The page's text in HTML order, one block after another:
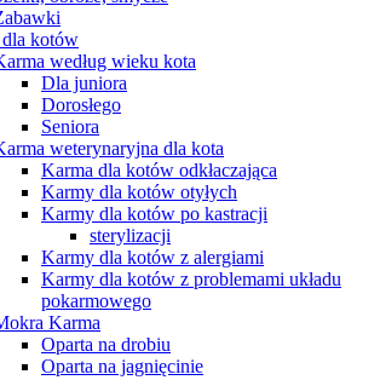
kotów
według wieku kota
Dla juniora
Dorosłego
Seniora
weterynaryjna dla kota
Karma dla kotów odkłaczająca
Karmy dla kotów otyłych
Karmy dla kotów po kastracji
sterylizacji
Karmy dla kotów z alergiami
Karmy dla kotów z problemami układu
pokarmowego
Karma
Oparta na drobiu
Oparta na jagnięcinie